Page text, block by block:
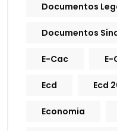
Documentos
Documentos
E-Cac E-
Ecd Ecd
Economia